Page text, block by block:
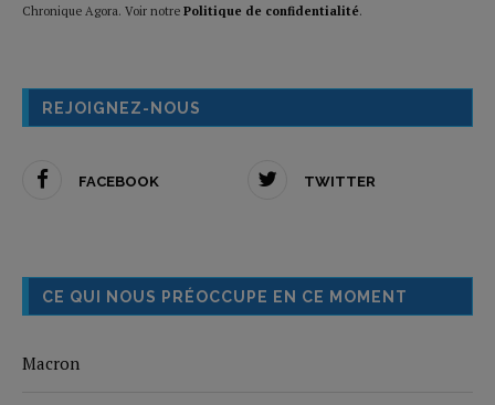
Chronique Agora. Voir notre Politique de confidentialité.
REJOIGNEZ-NOUS
FACEBOOK TWITTER
CE QUI NOUS PRÉOCCUPE EN CE MOMENT
Macron